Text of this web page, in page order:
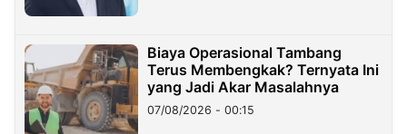
Biaya Operasional Tambang
Terus Membengkak? Ternyata Ini
yang Jadi Akar Masalahnya
07/08/2026 - 00:15